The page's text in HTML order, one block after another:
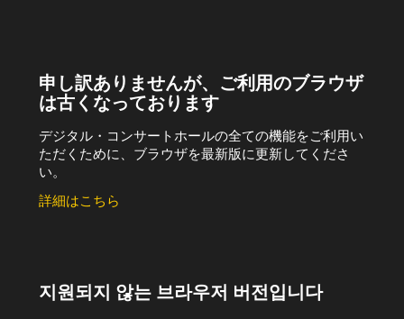
申し訳ありませんが、ご利用のブラウザ
は古くなっております
デジタル・コンサートホールの全ての機能をご利用い
ただくために、ブラウザを最新版に更新してくださ
い。
詳細はこちら
지원되지 않는 브라우저 버전입니다